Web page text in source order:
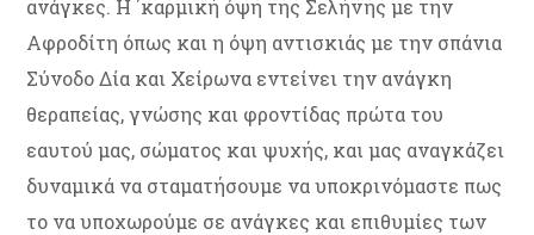
ανάγκες. Η ΄καρμική όψη της Σελήνης με την
Αφροδίτη όπως και η όψη αντισκιάς με την σπάνια
Σύνοδο Δία και Χείρωνα εντείνει την ανάγκη
θεραπείας, γνώσης και φροντίδας πρώτα του
εαυτού μας, σώματος και ψυχής, και μας αναγκάζει
δυναμικά να σταματήσουμε να υποκρινόμαστε πως
το να υποχωρούμε σε ανάγκες και επιθυμίες των